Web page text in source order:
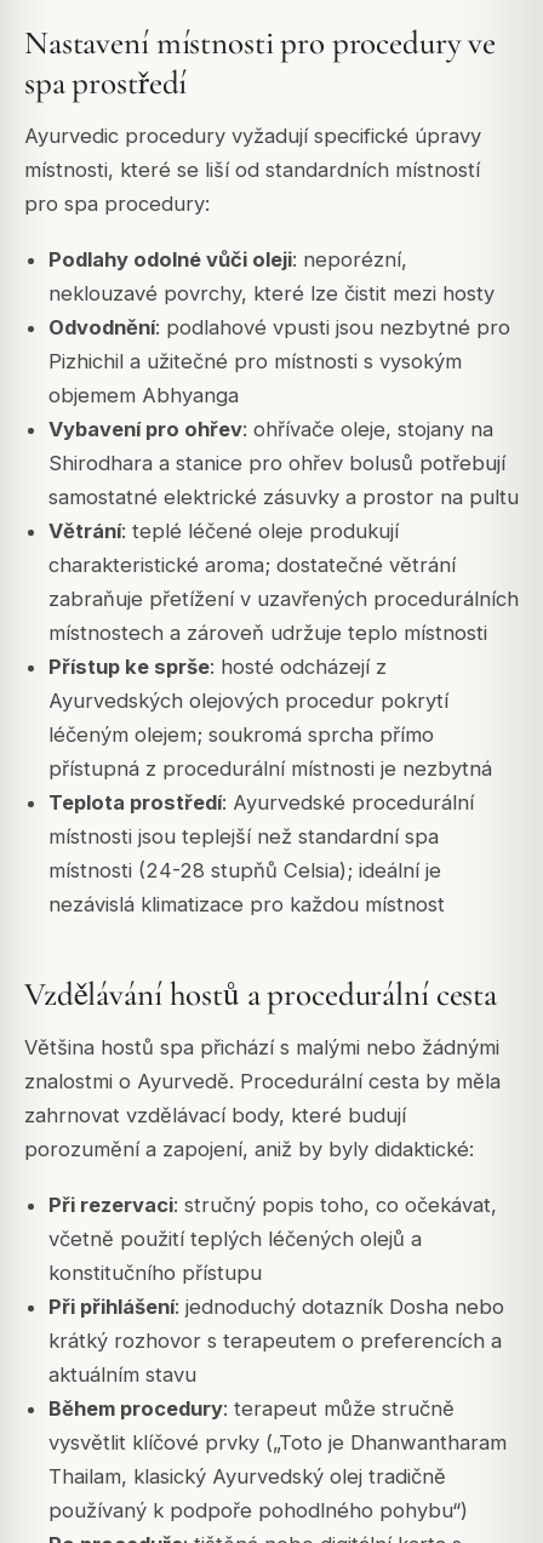
Nastavení místnosti pro procedury ve
spa prostředí
Ayurvedic procedury vyžadují specifické úpravy
místnosti, které se liší od standardních místností
pro spa procedury:
Podlahy odolné vůči oleji: neporézní,
neklouzavé povrchy, které lze čistit mezi hosty
Odvodnění: podlahové vpusti jsou nezbytné pro
Pizhichil a užitečné pro místnosti s vysokým
objemem Abhyanga
Vybavení pro ohřev: ohřívače oleje, stojany na
Shirodhara a stanice pro ohřev bolusů potřebují
samostatné elektrické zásuvky a prostor na pultu
Větrání: teplé léčené oleje produkují
charakteristické aroma; dostatečné větrání
zabraňuje přetížení v uzavřených procedurálních
místnostech a zároveň udržuje teplo místnosti
Přístup ke sprše: hosté odcházejí z
Ayurvedských olejových procedur pokrytí
léčeným olejem; soukromá sprcha přímo
přístupná z procedurální místnosti je nezbytná
Teplota prostředí: Ayurvedské procedurální
místnosti jsou teplejší než standardní spa
místnosti (24-28 stupňů Celsia); ideální je
nezávislá klimatizace pro každou místnost
Vzdělávání hostů a procedurální cesta
Většina hostů spa přichází s malými nebo žádnými
znalostmi o Ayurvedě. Procedurální cesta by měla
zahrnovat vzdělávací body, které budují
porozumění a zapojení, aniž by byly didaktické:
Při rezervaci: stručný popis toho, co očekávat,
včetně použití teplých léčených olejů a
konstitučního přístupu
Při přihlášení: jednoduchý dotazník Dosha nebo
krátký rozhovor s terapeutem o preferencích a
aktuálním stavu
Během procedury: terapeut může stručně
vysvětlit klíčové prvky („Toto je Dhanwantharam
Thailam, klasický Ayurvedský olej tradičně
používaný k podpoře pohodlného pohybu“)